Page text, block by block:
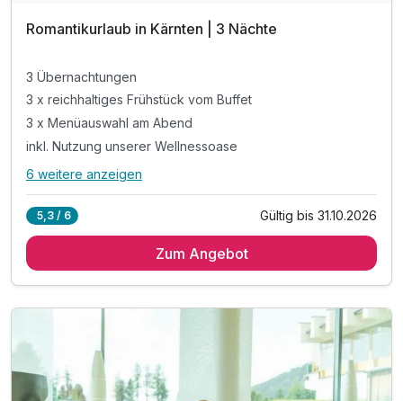
Romantikurlaub in Kärnten | 3 Nächte
3 Übernachtungen
3 x reichhaltiges Frühstück vom Buffet
3 x Menüauswahl am Abend
inkl. Nutzung unserer Wellnessoase
Alle Inklusivleistungen
3 x reichhaltiges Frühstück vom Buffet
inkl. Wellnesstasche auf dem Zimmer
inkl. Nutzung des Fitnessraumes
inkl. Butlercard (wenn verfügbar)
6 weitere anzeigen
5,3 / 6 Gültig bis 31.10.2026
Zum Angebot